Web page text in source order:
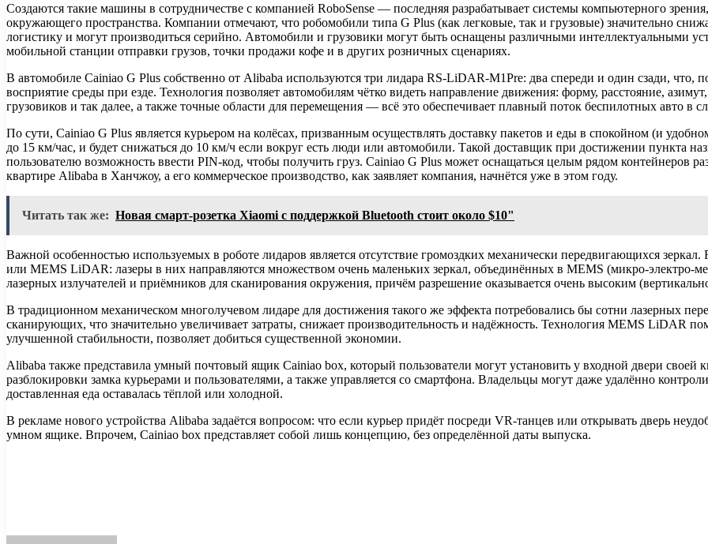
Создаются такие машины в сотрудничестве с компанией RoboSense — последняя разрабатывает системы компьютерного
окружающего пространства. Компании отмечают, что робомобили типа G Plus (как легковые, так и грузовые) значительно
логистику и могут производиться серийно. Автомобили и грузовики могут быть оснащены различными интеллектуальными
мобильной станции отправки грузов, точки продажи кофе и в других розничных сценариях.
В автомобиле Cainiao G Plus собственно от Alibaba используются три лидара RS-LiDAR-M1Pre: два спереди и один сзади, что,
восприятие среды при езде. Технология позволяет автомобилям чётко видеть направление движения: форму, расстояние,
грузовиков и так далее, а также точные области для перемещения — всё это обеспечивает плавный поток беспилотных авто в
По сути, Cainiao G Plus является курьером на колёсах, призванным осуществлять доставку пакетов и еды в спокойном (и
до 15 км/час, и будет снижаться до 10 км/ч если вокруг есть люди или автомобили. Такой доставщик при достижении пункта
пользователю возможность ввести PIN-код, чтобы получить груз. Cainiao G Plus может оснащаться целым рядом контейнеров
квартире Alibaba в Ханчжоу, а его коммерческое производство, как заявляет компания, начнётся уже в этом году.
Читать так же: Новая смарт-розетка Xiaomi с поддержкой Bluetooth стоит около $10"
Важной особенностью используемых в роботе лидаров является отсутствие громоздких механически передвигающихся
или MEMS LiDAR: лазеры в них направляются множеством очень маленьких зеркал, объединённых в MEMS (микро-электро-
лазерных излучателей и приёмников для сканирования окружения, причём разрешение оказывается очень высоким
В традиционном механическом многолучевом лидаре для достижения такого же эффекта потребовались бы сотни лазерных
сканирующих, что значительно увеличивает затраты, снижает производительность и надёжность. Технология MEMS LiDAR
улучшенной стабильности, позволяет добиться существенной экономии.
Alibaba также представила умный почтовый ящик Cainiao box, который пользователи могут установить у входной двери своей
разблокировки замка курьерами и пользователями, а также управляется со смартфона. Владельцы могут даже удалённо
доставленная еда оставалась тёплой или холодной.
В рекламе нового устройства Alibaba задаётся вопросом: что если курьер придёт посреди VR-танцев или открывать дверь
умном ящике. Впрочем, Cainiao box представляет собой лишь концепцию, без определённой даты выпуска.